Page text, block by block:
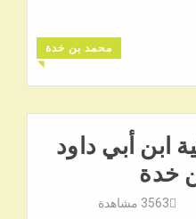
محمد بن خدة
◥
ابن أبي داود
خدة
3563 مشاهدة